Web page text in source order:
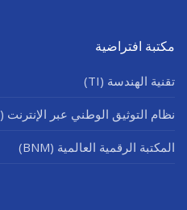
مكتبة افتراضية
تقنية الهندسة (TI)
نظام التوثيق الوطني عبر الإنترنت (SNDL)
المكتبة الرقمية العالمية (BNM)